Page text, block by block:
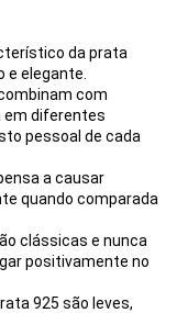
da prata
e elegante.
com
em diferentes
pessoal de cada
a causar
quando comparada
clássicas e nunca
positivamente no
925 são leves,